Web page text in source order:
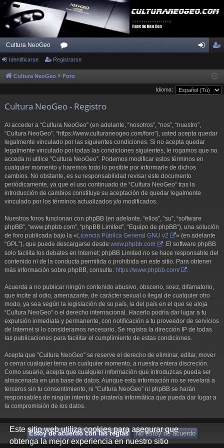
Este sitio web utiliza cookies para asegurar que
obtenga la mejor experiencia en nuestro sitio
Cultura NeoGeo
or
os
fic
ist
ra
Identificarse Registrarse
Cultura NeoGeo Foro
Idioma:
Cultura NeoGeo - Registro
Al acceder a “Cultura NeoGeo” (en adelante, “nosotros”, “nos”, “nuestro”,
“Cultura NeoGeo”, “https://www.culturaneogeo.com/foro”), usted acepta quedar
legalmente vinculado por las siguientes condiciones. Si no acepta quedar
legalmente vinculado por todas las condiciones siguientes, le rogamos que no
acceda ni utilice “Cultura NeoGeo”. Podemos modificar estos términos en
cualquier momento y haremos todo lo posible por informarle de dichos
cambios. No obstante, es su responsabilidad revisar este documento
periódicamente, ya que el uso continuado de “Cultura NeoGeo” tras la
introducción de cambios constituye su aceptación de quedar legalmente
vinculado por los términos actualizados y/o modificados.
Nuestros foros funcionan con phpBB (en adelante, “ellos”, “su”, “software
phpBB”, “www.phpbb.com”, “phpBB Limited”, “Equipo de phpBB”), una solución
de foro publicada bajo la « Licencia Pública General GNU v2
» (en adelante
“GPL”), que puede descargarse desde www.phpbb.com
. El software phpBB
solo facilita los debates en Internet; phpBB Limited no se hace responsable del
contenido ni de la conducta permitida o prohibida en este sitio. Para obtener
más información sobre phpBB, consulte: https://www.phpbb.com/ .
Acuerda a no publicar ningún contenido abusivo, obsceno, soez, difamatorio,
que incite al odio, amenazante, de carácter sexual o ilegal de cualquier otro
modo, ya sea según la legislación de su país, la del país en el que se aloja
“Cultura NeoGeo” o el derecho internacional. Hacerlo podría dar lugar a tu
expulsión inmediata y permanente, con notificación a tu proveedor de servicios
de Internet si lo consideramos necesario. Se registra la dirección IP de todas
las publicaciones para facilitar el cumplimiento de estas condiciones.
Acepta que “Cultura NeoGeo” se reserve el derecho de eliminar, editar, mover
o cerrar cualquier tema en cualquier momento, a nuestra entera discreción.
Como usuario, acepta que cualquier información que introduzcas pueda ser
almacenada en una base de datos. Aunque esta información no se revelará a
terceros sin tu consentimiento, ni “Cultura NeoGeo” ni phpBB se harán
responsables de ningún intento de piratería informática que pueda dar lugar a
la compromisión de los datos.